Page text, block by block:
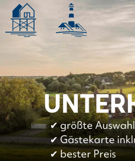
✔︎größte
✔︎Gästekarte
✔︎ bester Preis